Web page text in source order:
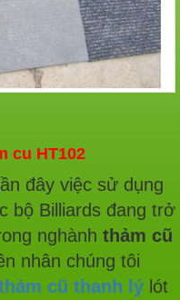
cu HT102
đây việc sử dụng
bộ Billiards đang trở
nghành thảm cũ
nhân chúng tôi
cũ thanh lý lót